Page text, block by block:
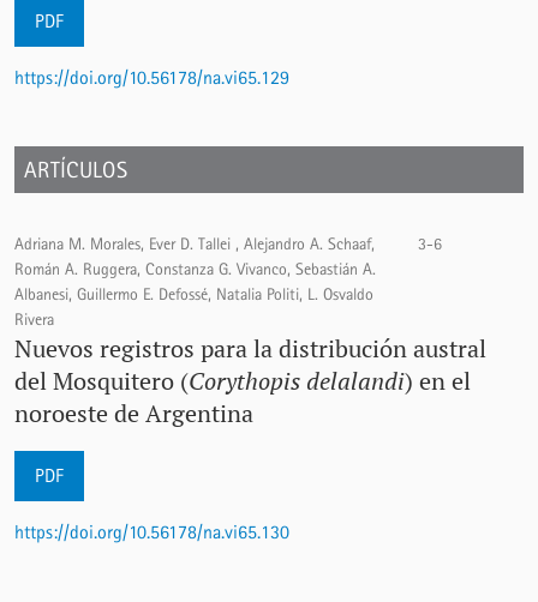
PDF
https://doi.org/10.56178/na.vi65.129
ARTÍCULOS
Adriana M. Morales, Ever D. Tallei , Alejandro A. Schaaf,
Román A. Ruggera, Constanza G. Vivanco, Sebastián A.
Albanesi, Guillermo E. Defossé, Natalia Politi, L. Osvaldo
Rivera
3-6
Nuevos registros para la distribución austral
del Mosquitero (Corythopis delalandi) en el
noroeste de Argentina
PDF
https://doi.org/10.56178/na.vi65.130